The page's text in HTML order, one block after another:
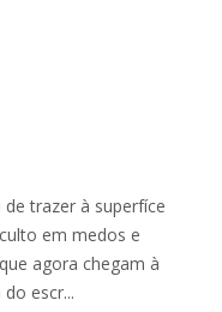
trazer à superfíce
em medos e
agora chegam à
escr...